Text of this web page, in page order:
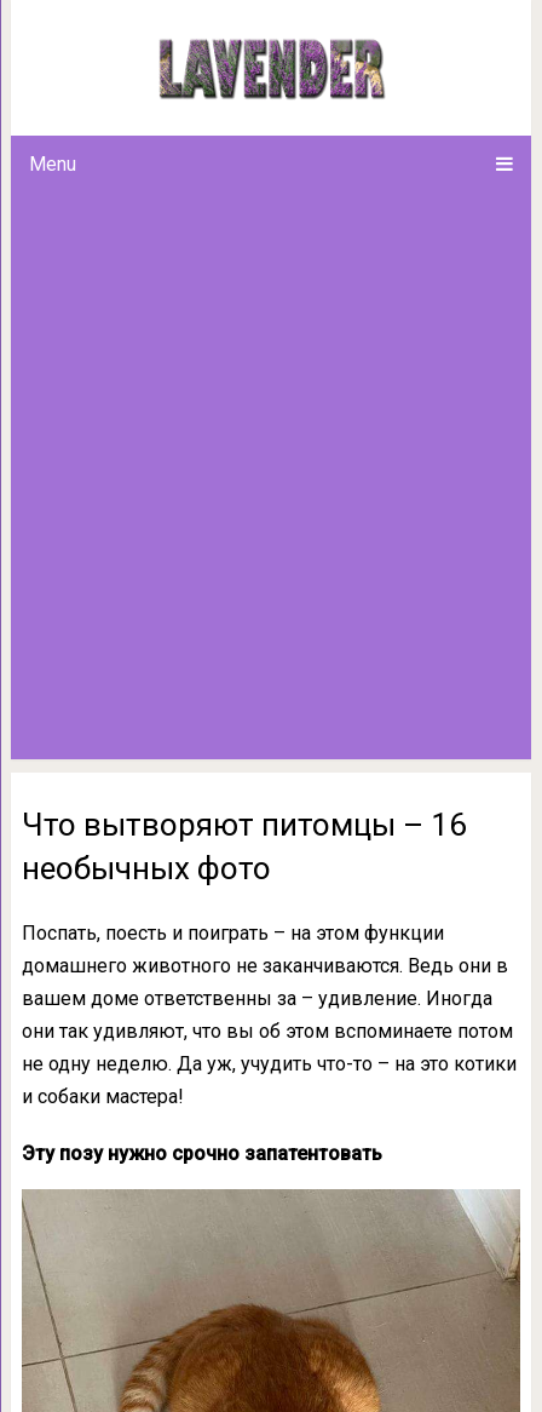
Menu
Что вытворяют
Что вытворяют питомцы – 16
необычных фото
Поспать, поесть и поиграть – на этом функции
домашнего животного не заканчиваются. Ведь они в
вашем доме ответственны за – удивление. Иногда
они так удивляют, что вы об этом вспоминаете потом
не одну неделю. Да уж, учудить что-то – на это котики
и собаки мастера!
Эту позу нужно срочно запатентовать